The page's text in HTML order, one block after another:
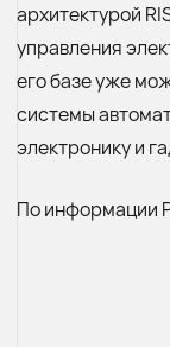
архитектурой
управления
его базе уже
системы
электронику и
По